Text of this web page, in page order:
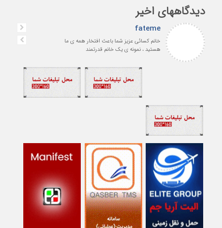
دیدگاههای اخیر
fateme
خانم کسائی عزیز شما باعث افتخار همه ی ما
هستید ، نمونه ی یک خانم قدرتمند